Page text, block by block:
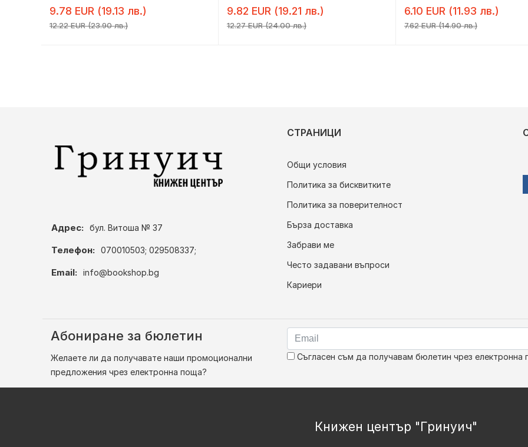
9.78 EUR (19.13 лв.)
12.22 EUR (23.90 лв.)
9.82 EUR (19.21 лв.)
12.27 EUR (24.00 лв.)
6.10 EUR (11.93 лв.)
7.62 EUR (14.90 лв.)
Адрес: бул. Витоша № 37
Телефон: 070010503; 029508337;
Email: info@bookshop.bg
СТРАНИЦИ
Общи условия
Политика за бисквитките
Политика за поверителност
Бърза доставка
Забрави ме
Често задавани въпроси
Кариери
Абониране за бюлетин
Желаете ли да получавате наши промоционални
предложения чрез електронна поща?
Съгласен съм да получавам бюлетин чрез електронна
Книжен център "Гринуич"